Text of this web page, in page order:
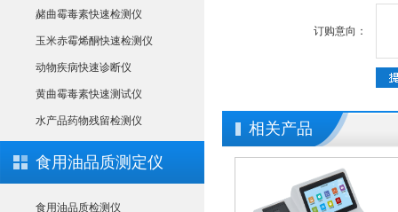
赭曲霉毒素快速检测仪
玉米赤霉烯酮快速检测仪
动物疾病快速诊断仪
黄曲霉毒素快速测试仪
水产品药物残留检测仪
食用油品质测定仪
食用油品质检测仪
订购意向：
相关产品